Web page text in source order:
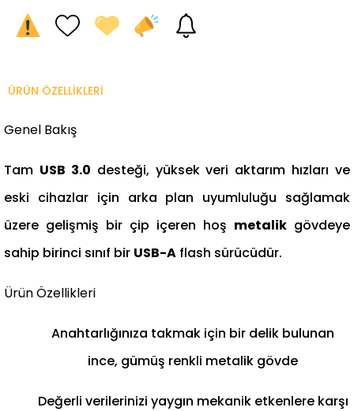
ÜRÜN ÖZELLIKLERI
Genel Bakış
Tam USB 3.0 desteği, yüksek veri aktarım hızları ve
eski cihazlar için arka plan uyumluluğu sağlamak
üzere gelişmiş bir çip içeren hoş metalik gövdeye
sahip birinci sınıf bir USB-A flash sürücüdür.
Ürün Özellikleri
Anahtarlığınıza takmak için bir delik bulunan
ince, gümüş renkli metalik gövde
Değerli verilerinizi yaygın mekanik etkenlere karşı